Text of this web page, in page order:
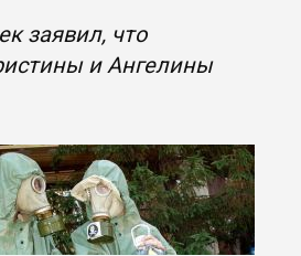
заявил, что
и Ангелины